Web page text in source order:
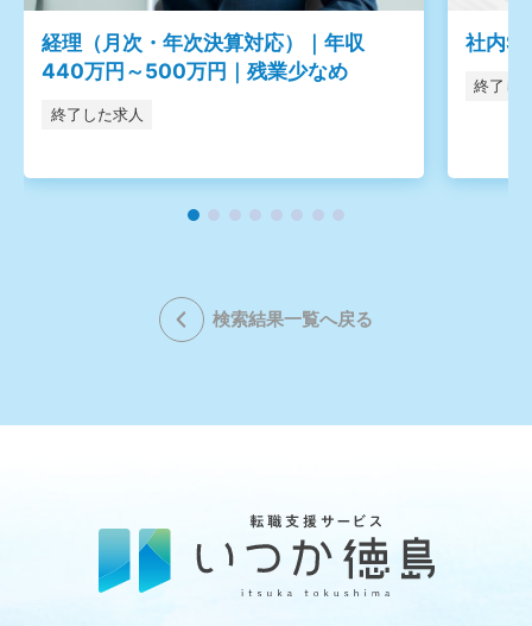
経理（月次・年次決算対応）｜年収
440万円～500万円｜残業少なめ
終了した求人
社内
終了し
検索結果一覧へ戻る